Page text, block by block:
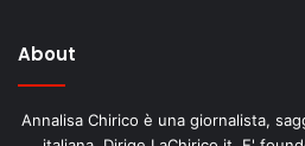
About
Annalisa Chirico è una giornalista,